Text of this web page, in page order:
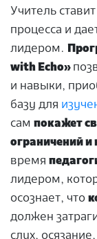
Учитель
процесса и
лидером.
with Echo»
и навыки,
базу для
сам покажет
ограничений и
время
лидером,
осознает, что
должен
слух,